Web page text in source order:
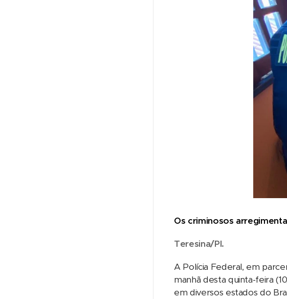
Os criminosos
Teresina/PI.
A Polícia Federal, em
manhã desta quinta-feira
em diversos estados do